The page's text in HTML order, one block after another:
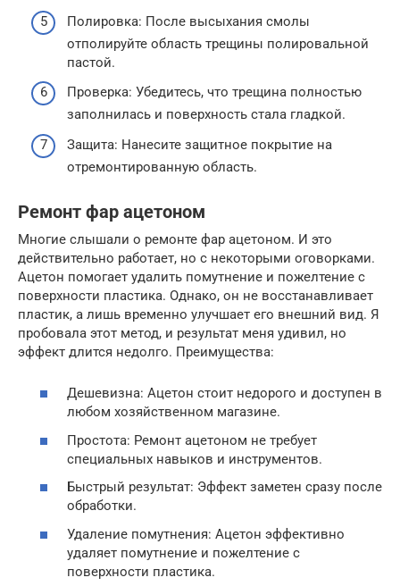
Полировка: После высыхания смолы
отполируйте область трещины полировальной
пастой.
Проверка: Убедитесь, что трещина полностью
заполнилась и поверхность стала гладкой.
Защита: Нанесите защитное покрытие на
отремонтированную область.
Ремонт фар ацетоном
Многие слышали о ремонте фар ацетоном. И это
действительно работает, но с некоторыми оговорками.
Ацетон помогает удалить помутнение и пожелтение с
поверхности пластика. Однако, он не восстанавливает
пластик, а лишь временно улучшает его внешний вид. Я
пробовала этот метод, и результат меня удивил, но
эффект длится недолго. Преимущества:
Дешевизна: Ацетон стоит недорого и доступен в
любом хозяйственном магазине.
Простота: Ремонт ацетоном не требует
специальных навыков и инструментов.
Быстрый результат: Эффект заметен сразу после
обработки.
Удаление помутнения: Ацетон эффективно
удаляет помутнение и пожелтение с
поверхности пластика.